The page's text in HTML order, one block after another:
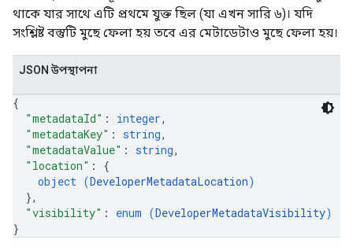
থাকে যার সাথে এটি প্রথমে যুক্ত ছিল (যা এখন সারি ৬)। যদি
সংশ্লিষ্ট বস্তুটি মুছে ফেলা হয় তবে এর মেটাডেটাও মুছে ফেলা হয়।
JSON উপস্থাপনা
{
"metadataId" : integer,
"metadataKey" : string,
"metadataValue" : string,
"location" : {
object (DeveloperMetadataLocation)
},
"visibility" : enum (DeveloperMetadataVisibility)
}